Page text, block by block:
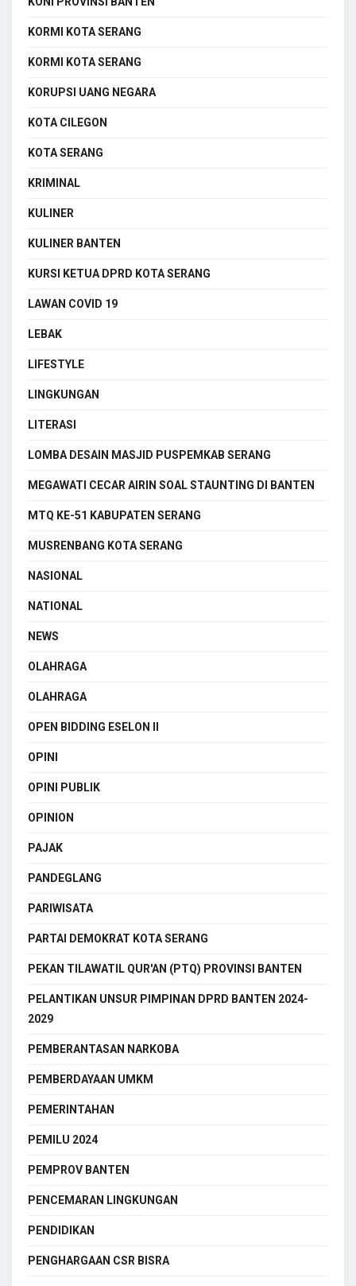
KORMI KOTA SERANG
KORMI KOTA SERANG
KORUPSI UANG NEGARA
KOTA CILEGON
KOTA SERANG
KRIMINAL
KULINER
KULINER BANTEN
KURSI KETUA DPRD KOTA SERANG
LAWAN COVID 19
LEBAK
LIFESTYLE
LINGKUNGAN
LITERASI
LOMBA DESAIN MASJID PUSPEMKAB SERANG
MEGAWATI CECAR AIRIN SOAL STAUNTING DI BANTEN
MTQ KE-51 KABUPATEN SERANG
MUSRENBANG KOTA SERANG
NASIONAL
NATIONAL
NEWS
OLAHRAGA
OLAHRAGA
OPEN BIDDING ESELON II
OPINI
OPINI PUBLIK
OPINION
PAJAK
PANDEGLANG
PARIWISATA
PARTAI DEMOKRAT KOTA SERANG
PEKAN TILAWATIL QUR'AN (PTQ) PROVINSI BANTEN
PELANTIKAN UNSUR PIMPINAN DPRD BANTEN 2024-
2029
PEMBERANTASAN NARKOBA
PEMBERDAYAAN UMKM
PEMERINTAHAN
PEMILU 2024
PEMPROV BANTEN
PENCEMARAN LINGKUNGAN
PENDIDIKAN
PENGHARGAAN CSR BISRA